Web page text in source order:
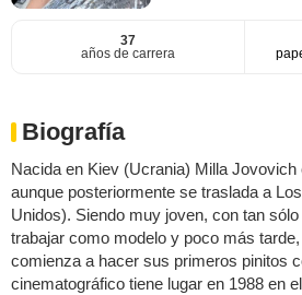
37
años de carrera
Biografía
Nacida en Kiev (Ucrania) Milla Jovovich
aunque posteriormente se traslada a
Unidos). Siendo muy joven, con tan
trabajar como modelo y poco más
comienza a hacer sus primeros pinitos
cinematográfico tiene lugar en 1988 en